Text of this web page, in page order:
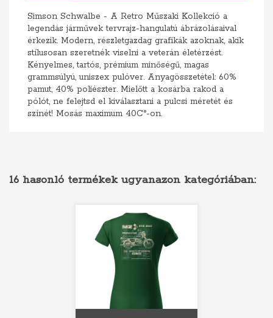
Simson Schwalbe - A Retro Műszaki Kollekció a
legendás járművek tervrajz-hangulatú ábrázolásaival
érkezik. Modern, részletgazdag grafikák azoknak, akik
stílusosan szeretnék viselni a veterán életérzést.
Kényelmes, tartós, prémium minőségű, magas
grammsúlyú, uniszex pulóver. Anyagösszetétel: 60%
pamut, 40% poliészter. Mielőtt a kosárba rakod a
pólót, ne felejtsd el kiválasztani a pulcsi méretét és
színét! Mosás maximum 40C°-on.
16 hasonló termékek ugyanazon kategóriában: